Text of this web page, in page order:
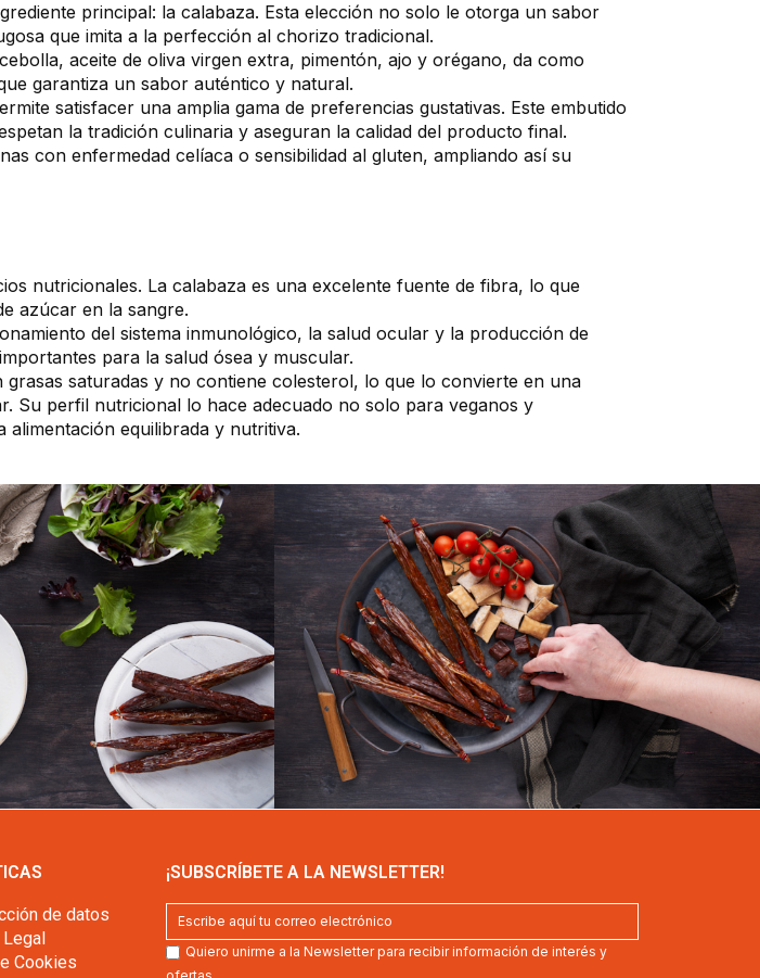
principal: la calabaza. Esta elección no solo le otorga un sabor
que imita a la perfección al chorizo tradicional.
aceite de oliva virgen extra, pimentón, ajo y orégano, da como
garantiza un sabor auténtico y natural.
satisfacer una amplia gama de preferencias gustativas. Este embutido
la tradición culinaria y aseguran la calidad del producto final.
con enfermedad celíaca o sensibilidad al gluten, ampliando así su
nutricionales. La calabaza es una excelente fuente de fibra, lo que
azúcar en la sangre.
del sistema inmunológico, la salud ocular y la producción de
para la salud ósea y muscular.
saturadas y no contiene colesterol, lo que lo convierte en una
Su perfil nutricional lo hace adecuado no solo para veganos y
equilibrada y nutritiva.
de datos
Cookies
¡SUBSCRÍBETE A LA NEWSLETTER!
Quiero unirme a la Newsletter para recibir información de interés y